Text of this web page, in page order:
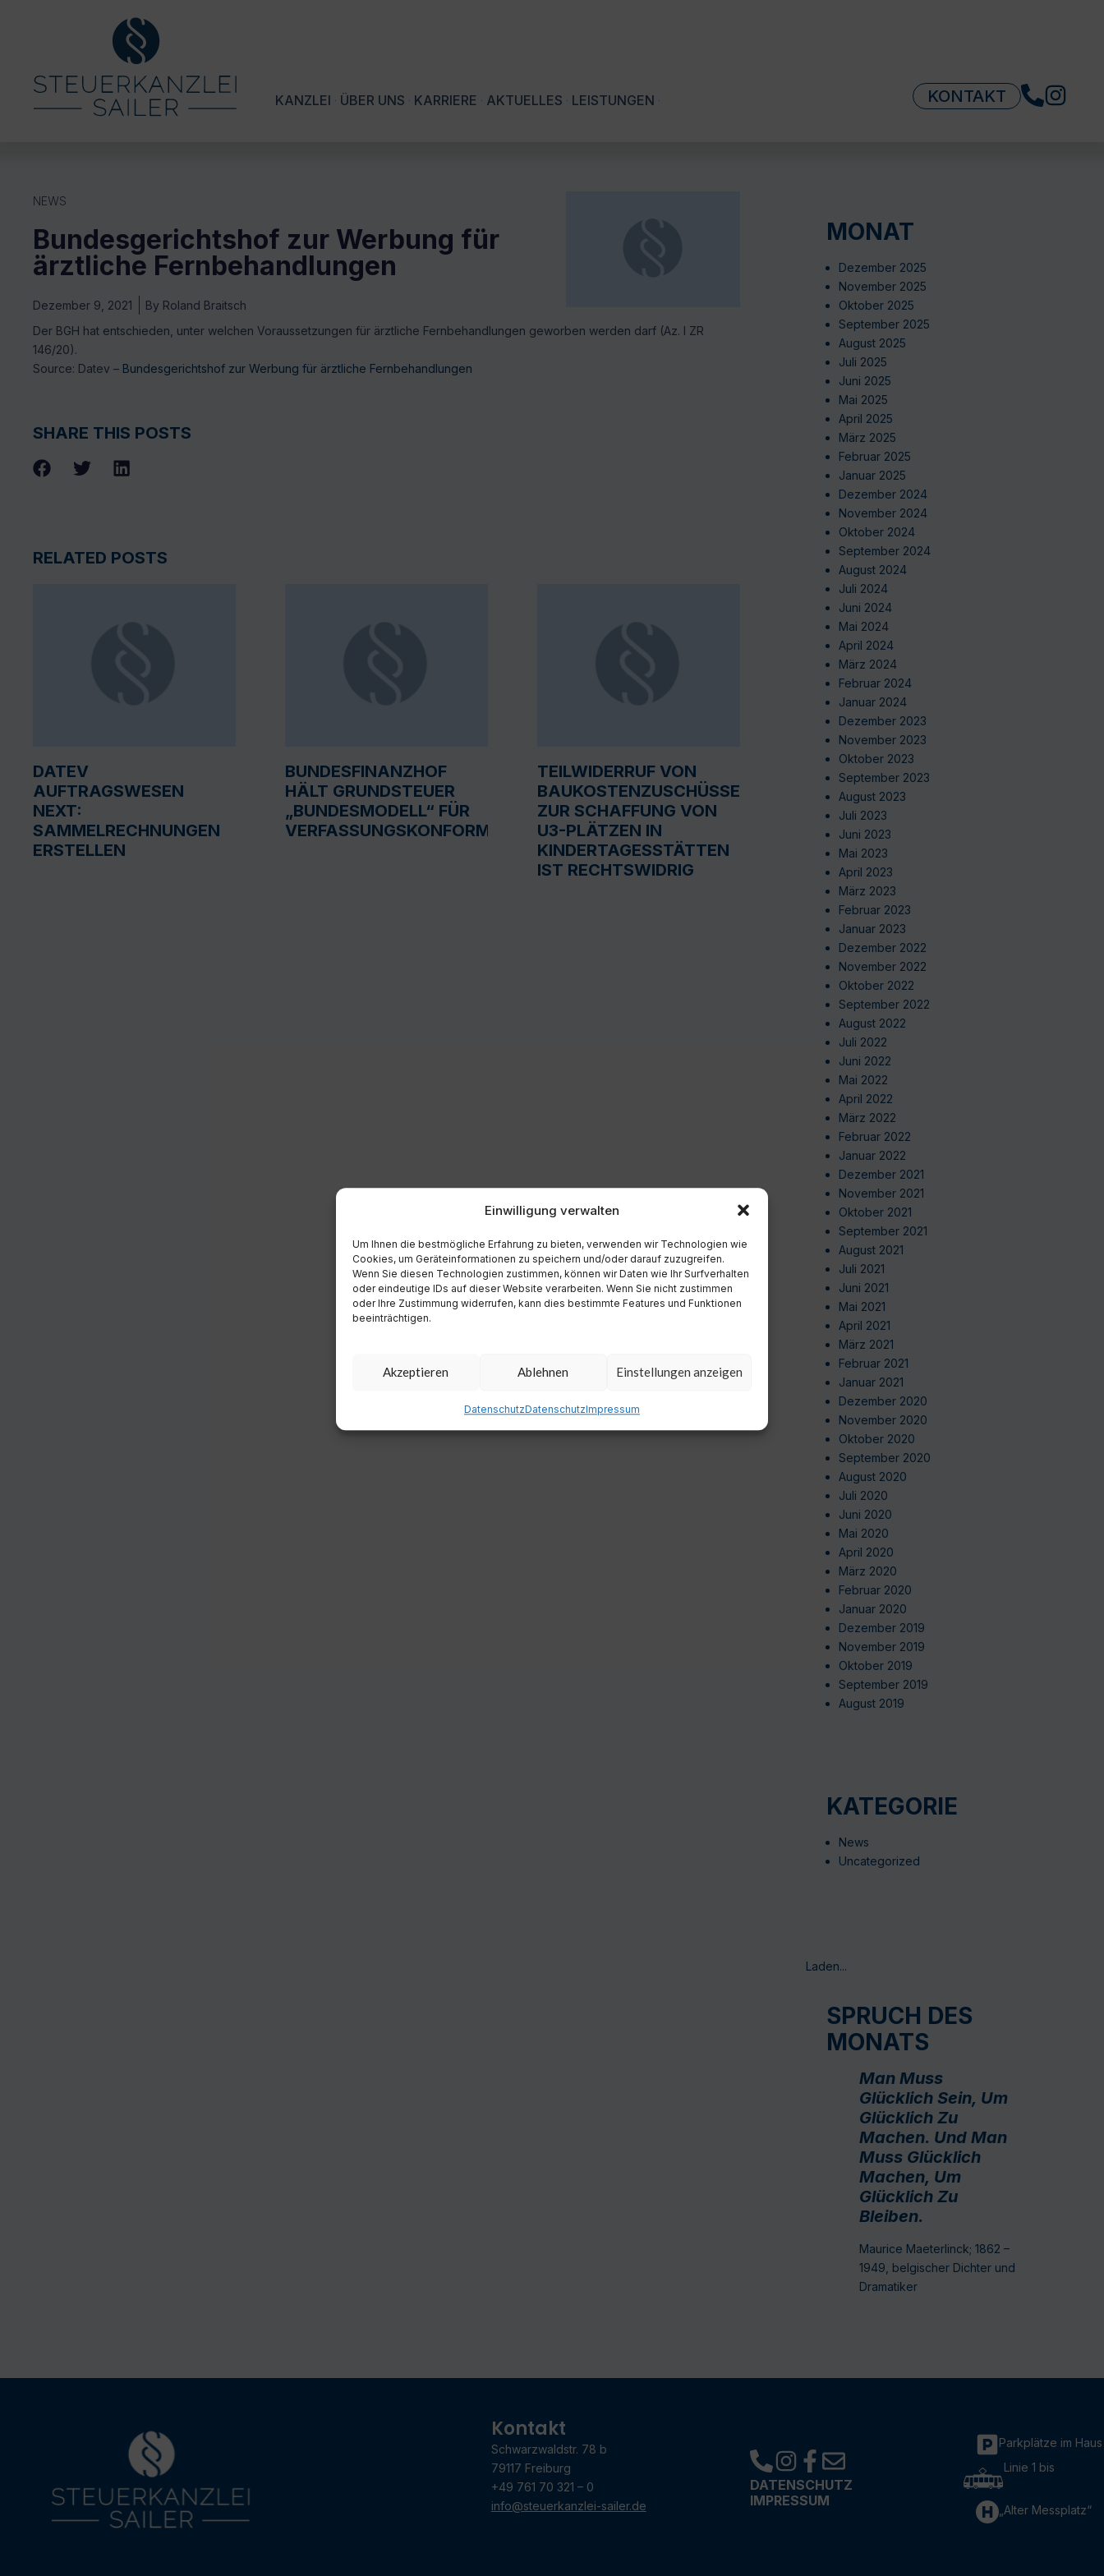
Einwilligung verwalten
Um Ihnen die bestmögliche Erfahrung zu bieten, verwenden wir Technologien wie
Cookies, um Geräteinformationen zu speichern und/oder darauf zuzugreifen.
Wenn Sie diesen Technologien zustimmen, können wir Daten wie Ihr Surfverhalten
oder eindeutige IDs auf dieser Website verarbeiten. Wenn Sie nicht zustimmen
oder Ihre Zustimmung widerrufen, kann dies bestimmte Features und Funktionen
beeinträchtigen.
Akzeptieren Ablehnen Einstellungen anzeigen
DatenschutzDatenschutzImpressum
KANZLEI ÜBER UNS KARRIERE AKTUELLES LEISTUNGEN KONTAKT
NEWS
Bundesgerichtshof zur Werbung für
ärztliche Fernbehandlungen
Dezember 9, 2021 By Roland Braitsch
Der BGH hat entschieden, unter welchen Voraussetzungen für ärztliche Fernbehandlungen geworben werden darf (Az. I ZR
146/20).
Source: Datev – Bundesgerichtshof zur Werbung für ärztliche Fernbehandlungen
SHARE THIS POSTS
RELATED POSTS
DATEV
AUFTRAGSWESEN
NEXT:
SAMMELRECHNUNGEN
ERSTELLEN
BUNDESFINANZHOF
HÄLT GRUNDSTEUER
„BUNDESMODELL“ FÜR
VERFASSUNGSKONFORM
TEILWIDERRUF VON
BAUKOSTENZUSCHÜSSEN
ZUR SCHAFFUNG VON
U3-PLÄTZEN IN
KINDERTAGESSTÄTTEN
IST RECHTSWIDRIG
MONAT
Dezember 2025
November 2025
Oktober 2025
September 2025
August 2025
Juli 2025
Juni 2025
Mai 2025
April 2025
März 2025
Februar 2025
Januar 2025
Dezember 2024
November 2024
Oktober 2024
September 2024
August 2024
Juli 2024
Juni 2024
Mai 2024
April 2024
März 2024
Februar 2024
Januar 2024
Dezember 2023
November 2023
Oktober 2023
September 2023
August 2023
Juli 2023
Juni 2023
Mai 2023
April 2023
März 2023
Februar 2023
Januar 2023
Dezember 2022
November 2022
Oktober 2022
September 2022
August 2022
Juli 2022
Juni 2022
Mai 2022
April 2022
März 2022
Februar 2022
Januar 2022
Dezember 2021
November 2021
Oktober 2021
September 2021
August 2021
Juli 2021
Juni 2021
Mai 2021
April 2021
März 2021
Februar 2021
Januar 2021
Dezember 2020
November 2020
Oktober 2020
September 2020
August 2020
Juli 2020
Juni 2020
Mai 2020
April 2020
März 2020
Februar 2020
Januar 2020
Dezember 2019
November 2019
Oktober 2019
September 2019
August 2019
KATEGORIE
News
Uncategorized
Laden...
SPRUCH DES
MONATS
Man Muss
Glücklich Sein, Um
Glücklich Zu
Machen. Und Man
Muss Glücklich
Machen, Um
Glücklich Zu
Bleiben.
Maurice Maeterlinck; 1862 –
1949, belgischer Dichter und
Dramatiker
Kontakt
Schwarzwaldstr. 78 b
79117 Freiburg
+49 761 70 321 – 0
info@steuerkanzlei-sailer.de
DATENSCHUTZ
IMPRESSUM
Parkplätze im Haus
Linie 1 bis
„Alter Messplatz“